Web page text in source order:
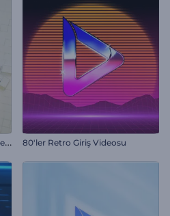
P
arçalanmış Küpler Logo Gösterimi 80'ler Retro Giriş Videosu